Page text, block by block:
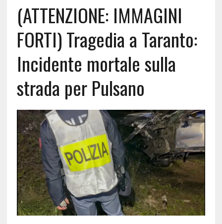
(ATTENZIONE: IMMAGINI
FORTI) Tragedia a Taranto:
Incidente mortale sulla
strada per Pulsano